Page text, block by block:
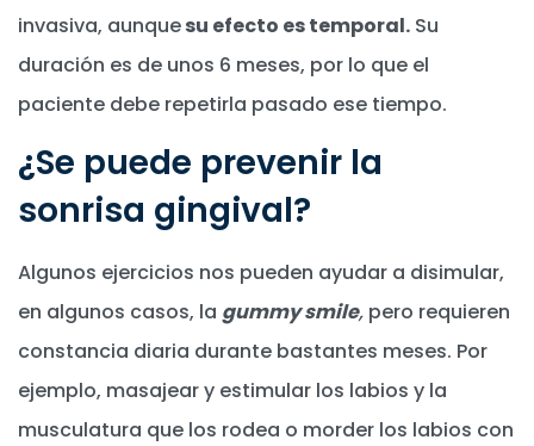
invasiva, aunquesu efecto es temporal. Su
duración es de unos 6 meses, por lo que el
paciente debe repetirla pasado ese tiempo.
¿Se puede prevenir la
sonrisa gingival?
Algunos ejercicios nos pueden ayudar a disimular,
en algunos casos, la gummy smile, pero requieren
constancia diaria durante bastantes meses. Por
ejemplo, masajear y estimular los labios y la
musculatura que los rodea o morder los labios con